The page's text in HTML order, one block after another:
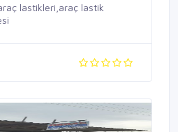
lastikleri,araç lastik